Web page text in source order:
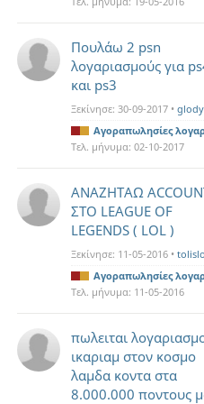
Πουλάω 2 psn
λογαριασμούς για
και ps3
Ξεκίνησε: 30-09-2017 •
Αγοραπωλησίες
Τελ. μήνυμα: 02-10-2017
ΑΝΑΖΗΤΑΩ
ΣΤΟ LEAGUE OF
LEGENDS ( LOL )
Ξεκίνησε: 11-05-2016 •
Αγοραπωλησίες
Τελ. μήνυμα: 11-05-2016
πωλειται
ικαριαμ στον κοσμο
λαμδα κοντα στα
8.000.000 ποντους